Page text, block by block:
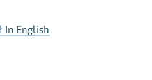
In English